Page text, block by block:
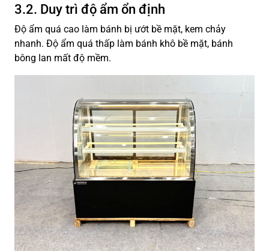
3.2. Duy trì độ ẩm ổn định
Độ ẩm quá cao làm bánh bị ướt bề mặt, kem chảy
nhanh. Độ ẩm quá thấp làm bánh khô bề mặt, bánh
bông lan mất độ mềm.